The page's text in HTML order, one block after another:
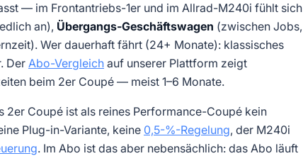
— im Frontantriebs-1er und im Allrad-M240i fühlt sich
an), Übergangs-Geschäftswagen (zwischen Jobs,
Wer dauerhaft fährt (24+ Monate): klassisches
Der Abo-Vergleich auf unserer Plattform zeigt
beim 2er Coupé — meist 1–6 Monate.
2er Coupé ist als reines Performance-Coupé kein
Plug-in-Variante, keine 0,5-%-Regelung, der M240i
. Im Abo ist das aber nebensächlich: das Abo läuft